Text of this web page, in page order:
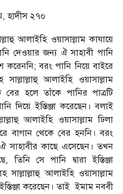
হাদীস ২৭০
আলাইহি ওয়াসাল্লাম কাযায়ে
দেওয়ার জন্য ঐ সাহাবী পানি
করেননি; বরং পানি নিয়ে বাইরে
সাল্লাল্লাহু আলাইহি ওয়াসাল্লাম
হলে তাঁকে পানির পাত্রটি
দিয়ে ইস্তিঞ্জা করেছেন। বলাই
আলাইহি ওয়াসাল্লাম ঢিলা
বাগান থেকে বের হননি। বরং
সাহাবীর কাছে এসেছেন। তখন
তিনি সে পানি দ্বারা ইস্তিঞ্জা
সাল্লাল্লাহু আলাইহি ওয়াসাল্লাম
করেছেন। তাই ইমাম নববী